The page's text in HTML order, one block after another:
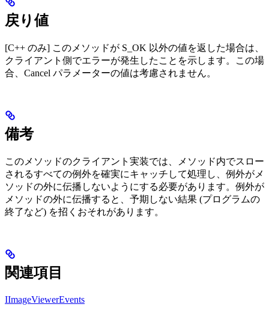
戻り値
[C++ のみ] このメソッドが S_OK 以外の値を返した場合は、
クライアント側でエラーが発生したことを示します。この場
合、Cancel パラメーターの値は考慮されません。
備考
このメソッドのクライアント実装では、メソッド内でスロー
されるすべての例外を確実にキャッチして処理し、例外がメ
ソッドの外に伝播しないようにする必要があります。例外が
メソッドの外に伝播すると、予期しない結果 (プログラムの
終了など) を招くおそれがあります。
関連項目
IImageViewerEvents